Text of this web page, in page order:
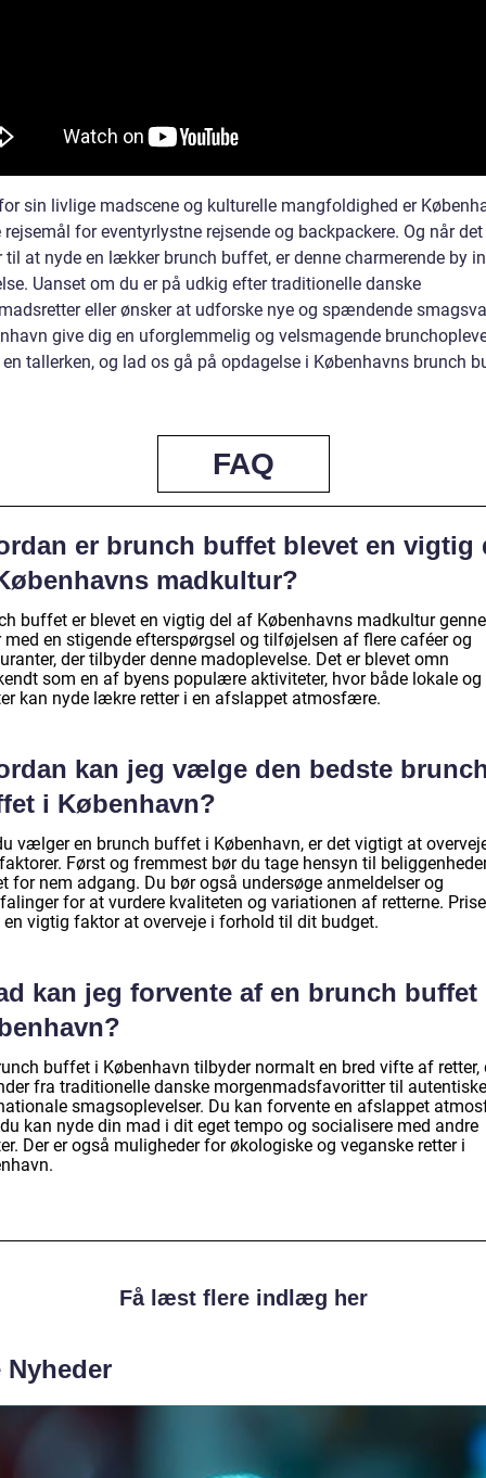
sin livlige madscene og kulturelle mangfoldighed er
rejsemål for eventyrlystne rejsende og backpackere. Og når det
til at nyde en lækker brunch buffet, er denne charmerende by
Uanset om du er på udkig efter traditionelle danske
eller ønsker at udforske nye og spændende
give dig en uforglemmelig og velsmagende
tallerken, og lad os gå på opdagelse i Københavns brunch
FAQ
er brunch buffet blevet en vigtig
madkultur?
buffet er blevet en vigtig del af Københavns madkultur
med en stigende efterspørgsel og tilføjelsen af flere caféer og
der tilbyder denne madoplevelse. Det er blevet omn
som en af byens populære aktiviteter, hvor både lokale og
kan nyde lækre retter i en afslappet atmosfære.
kan jeg vælge den bedste
i København?
vælger en brunch buffet i København, er det vigtigt at
Først og fremmest bør du tage hensyn til
for nem adgang. Du bør også undersøge anmeldelser og
for at vurdere kvaliteten og variationen af retterne.
en vigtig faktor at overveje i forhold til dit budget.
kan jeg forvente af en brunch buffet
buffet i København tilbyder normalt en bred vifte af retter,
fra traditionelle danske morgenmadsfavoritter til autentiske
smagsoplevelser. Du kan forvente en afslappet
kan nyde din mad i dit eget tempo og socialisere med andre
Der er også muligheder for økologiske og veganske retter i
Få læst flere indlæg her
Nyheder